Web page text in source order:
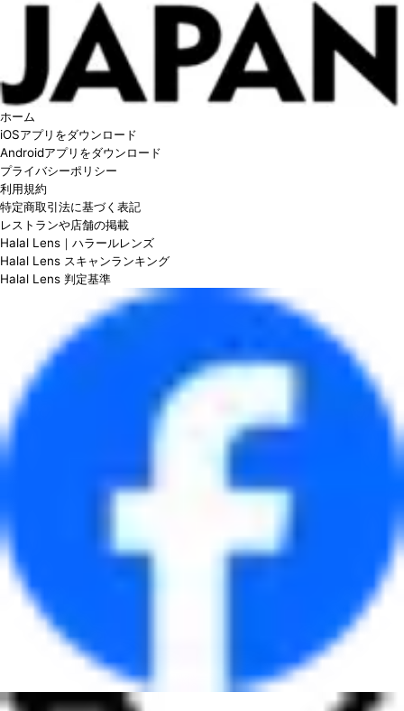
ホーム
iOSアプリをダウンロード
Androidアプリをダウンロード
プライバシーポリシー
利用規約
特定商取引法に基づく表記
レストランや店舗の掲載
Halal Lens｜ハラールレンズ
Halal Lens スキャンランキング
Halal Lens 判定基準